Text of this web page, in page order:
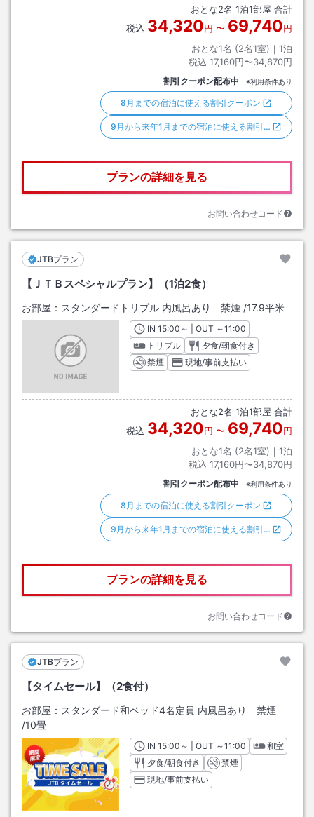
おとな2名 1泊1部屋 合計
税込 34,320円 〜 69,740円
おとな1名 (2名1室)｜ 1泊
税込 17,160円〜34,870円
割引クーポン配布中 ※利用条件あり
8月までの宿泊に使える割引クーポン
9月から来年1月までの宿泊に使える割引…
プランの詳細を見る
お問い合わせコード
JTBプラン
【ＪＴＢスペシャルプラン】（1泊2食）
お部屋： スタンダードトリプル 内風呂あり 禁煙 /17.9平米
INチェックイン
15:00 ～ | OUT チェックアウト
～11:00
トリプル
夕食/朝食付き
禁煙
現地/事前支払い
おとな2名 1泊1部屋 合計
税込 34,320円 〜 69,740円
おとな1名 (2名1室)｜ 1泊
税込 17,160円〜34,870円
割引クーポン配布中 ※利用条件あり
8月までの宿泊に使える割引クーポン
9月から来年1月までの宿泊に使える割引…
プランの詳細を見る
お問い合わせコード
JTBプラン
【タイムセール】（2食付）
お部屋： スタンダード和ベッド4名定員 内風呂あり 禁煙
/10畳
INチェックイン
15:00 ～ | OUT チェックアウト
～11:00
和室
夕食/朝食付き
禁煙
現地/事前支払い